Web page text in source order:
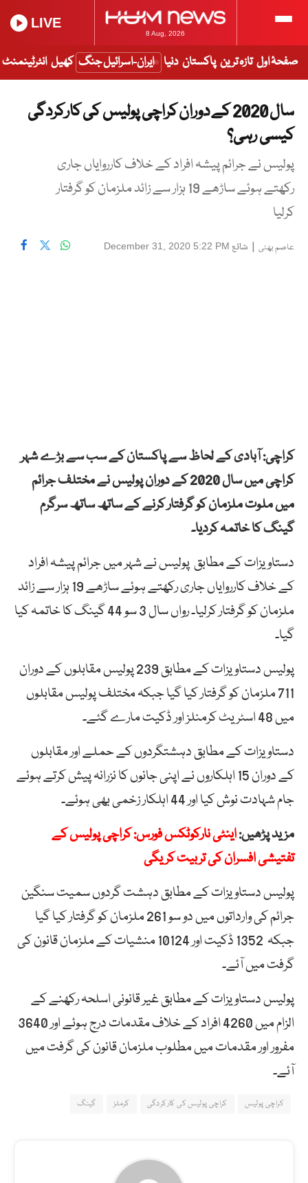
8 Aug, 2026
LIVE
صفحۂ اول تازہ ترین پاکستان دنیا ایران-اسرائیل جنگ کھیل انٹرٹینمنٹ
سال 2020 کے دوران کراچی پولیس کی کارکردگی
کیسی رہی؟
پولیس نے جرائم پیشہ افراد کے خلاف کارروایاں جاری
رکھتے ہوئے ساڑھے 19 ہزار سے زائد ملزمان کو گرفتار
کرلیا
عاصم بھٹی | شائع December 31, 2020 5:22 PM
کراچی: آبادی کے لحاظ سے پاکستان کے سب سے بڑے شہر
کراچی میں سال 2020 کے دوران پولیس نے مختلف جرائم
میں ملوت ملزمان کو گرفتار کرنے کے ساتھ ساتھ سرگرم
گینگ کا خاتمہ کردیا۔
دستاویزات کے مطابق پولیس نے شہر میں جرائم پیشہ افراد
کے خلاف کارروایاں جاری رکھتے ہوئے ساڑھے 19 ہزار سے زائد
ملزمان کو گرفتار کرلیا۔ رواں سال 3 سو 44 گینگ کا خاتمہ کیا
گیا۔
پولیس دستاویزات کے مطابق 239 پولیس مقابلوں کے دوران
711 ملزمان کو گرفتار کیا گیا جبکہ مختلف پولیس مقابلوں
میں 48 اسٹریٹ کرمنلز اور ڈکیت مارے گئے۔
دستاویزات کے مطابق دہشتگردوں کے حملے اور مقابلوں
کے دوران 15 اہلکاروں نے اپنی جانوں کا نزرانہ پیش کرتے ہوئے
جام شہادت نوش کیا اور 44 اہلکار زخمی بھی ہوئے۔
مزید پڑھیں:اینٹی نارکوٹکس فورس: کراچی پولیس کے
تفتیشی افسران کی تربیت کریگی
پولیس دستاویزات کے مطابق دہشت گردوں سمیت سنگین
جرائم کی وارداتوں میں دو سو 261 ملزمان کو گرفتار کیا گیا
جبکہ 1352 ڈکیت اور 10124 منشیات کے ملزمان قانون کی
گرفت میں آئے۔
پولیس دستاویزات کے مطابق غیر قانونی اسلحہ رکھنے کے
الزام میں 4260 افراد کے خلاف مقدمات درج ہوئے اور 3640
مفرور اور مقدمات میں مطلوب ملزمان قانون کی گرفت میں
آئے۔
کراچی پولیس کراچی پولیس کی کارکردگی کرملز گینگ